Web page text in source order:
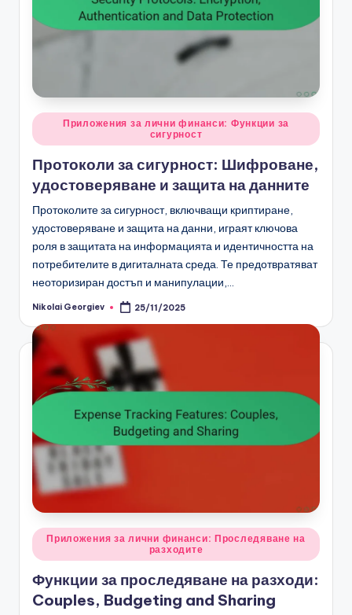
Posted
in
Приложения за лични финанси: Функции за
сигурност
Протоколи за сигурност: Шифроване,
удостоверяване и защита на данните
Протоколите за сигурност, включващи криптиране,
удостоверяване и защита на данни, играят ключова
роля в защитата на информацията и идентичността на
потребителите в дигиталната среда. Те предотвратяват
неоторизиран достъп и манипулации,…
Posted
Nikolai Georgiev 25/11/2025
Posted
in
Приложения за лични финанси: Проследяване на
разходите
Функции за проследяване на разходи:
Couples, Budgeting and Sharing